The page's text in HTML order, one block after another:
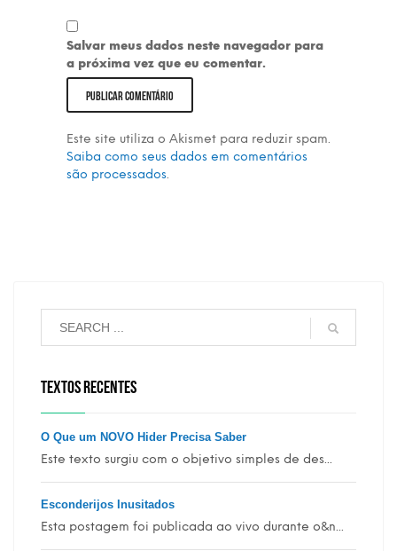
Salvar meus dados neste navegador para
a próxima vez que eu comentar.
Este site utiliza o Akismet para reduzir spam.
Saiba como seus dados em comentários
são processados.
TEXTOS RECENTES
O Que um NOVO Hider Precisa Saber
Este texto surgiu com o objetivo simples de des...
Esconderijos Inusitados
Esta postagem foi publicada ao vivo durante o&n...